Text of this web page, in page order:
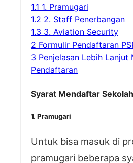
1.1 1. Pramugari
1.2 2. Staff Penerbangan
1.3 3. Aviation Security
2 Formulir Pendaftaran
3 Penjelasan Lebih Lanjut
Pendaftaran
Syarat Mendaftar
1. Pramugari
Untuk bisa masuk di
pramugari beberapa